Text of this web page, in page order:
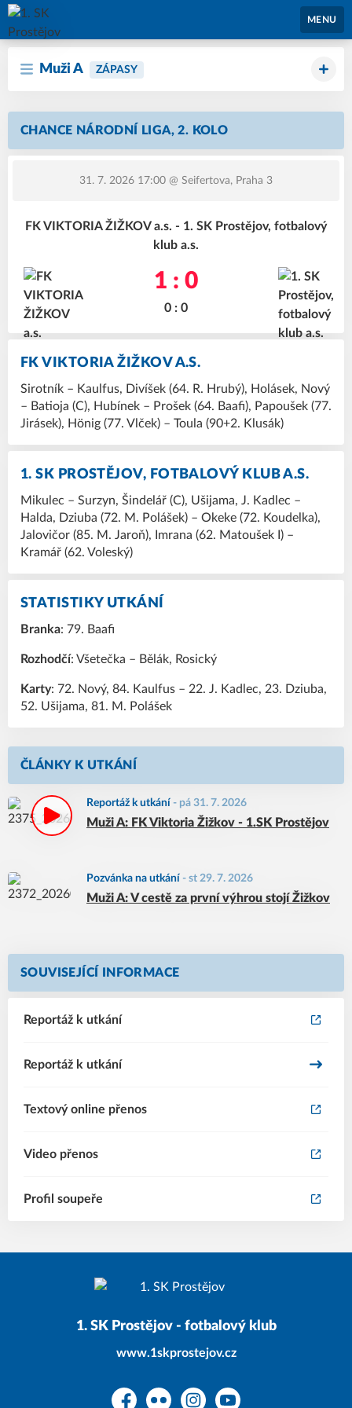
1. SK Prostějov
MENU
Muži A ZÁPASY
CHANCE NÁRODNÍ LIGA, 2. KOLO
31. 7. 2026 17:00 @ Seifertova, Praha 3
FK VIKTORIA ŽIŽKOV a.s. - 1. SK Prostějov, fotbalový
klub a.s.
1 : 0
0 : 0
FK VIKTORIA ŽIŽKOV A.S.
Sirotník – Kaulfus, Divíšek (64. R. Hrubý), Holásek, Nový
– Batioja (C), Hubínek – Prošek (64. Baafi), Papoušek (77.
Jirásek), Hönig (77. Vlček) – Toula (90+2. Klusák)
1. SK PROSTĚJOV, FOTBALOVÝ KLUB A.S.
Mikulec – Surzyn, Šindelář (C), Ušijama, J. Kadlec –
Halda, Dziuba (72. M. Polášek) – Okeke (72. Koudelka),
Jalovičor (85. M. Jaroň), Imrana (62. Matoušek I) –
Kramář (62. Voleský)
STATISTIKY UTKÁNÍ
Branka: 79. Baafi
Rozhodčí: Všetečka – Bělák, Rosický
Karty: 72. Nový, 84. Kaulfus – 22. J. Kadlec, 23. Dziuba,
52. Ušijama, 81. M. Polášek
ČLÁNKY K UTKÁNÍ
Reportáž k utkání - pá 31. 7. 2026
Muži A: FK Viktoria Žižkov - 1.SK Prostějov
Pozvánka na utkání - st 29. 7. 2026
Muži A: V cestě za první výhrou stojí Žižkov
SOUVISEJÍCÍ INFORMACE
Reportáž k utkání
Reportáž k utkání
Textový online přenos
Video přenos
Profil soupeře
1. SK Prostějov - fotbalový klub
www.1skprostejov.cz